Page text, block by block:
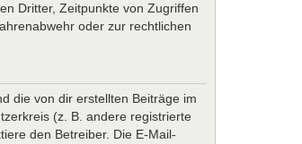
Dritter, Zeitpunkte von Zugriffen
oder zur rechtlichen
die von dir erstellten Beiträge im
(z. B. andere registrierte
den Betreiber. Die E-Mail-